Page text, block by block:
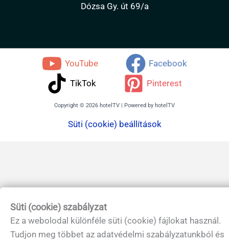
Dózsa Gy. út 69/a
YouTube
Facebook
TikTok
Pinterest
Copyright © 2026 hotelTV | Powered by hotelTV
Süti (cookie) beállítások
Süti (cookie) szabályzat
Ez a webolodal különféle süti (cookie) fájlokat használ.
Tudjon meg többet az adatvédelmi szabályzatunkból és